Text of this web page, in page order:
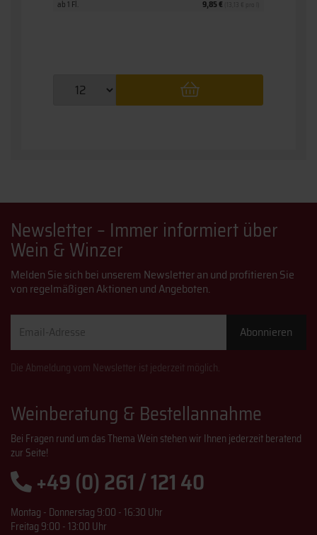
ab 1 Fl. 9,85 €
Newsletter – Immer informiert über
Wein & Winzer
Melden Sie sich bei unserem Newsletter an und profitieren Sie
von regelmäßigen Aktionen und Angeboten.
Adresse
Abonnieren
Die Abmeldung vom Newsletter ist jederzeit möglich.
Weinberatung & Bestellannahme
Bei Fragen rund um das Thema Wein stehen wir Ihnen jederzeit beratend
zur Seite!
+49 (0) 261 / 121 40
Montag - Donnerstag 9:00 - 16:30 Uhr
Freitag 9:00 - 13:00 Uhr